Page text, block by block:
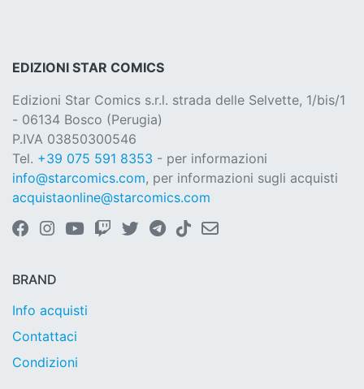
EDIZIONI STAR COMICS
Edizioni Star Comics s.r.l. strada delle Selvette, 1/bis/1
- 06134 Bosco (Perugia)
P.IVA 03850300546
Tel. +39 075 591 8353 - per informazioni
info@starcomics.com, per informazioni sugli acquisti
acquistaonline@starcomics.com
BRAND
Info acquisti
Contattaci
Condizioni